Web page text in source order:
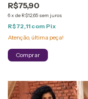
R$75,90
6x de R$12,65 sem juros
R$72,11 com Pix
Atenção, última peça!
Comprar